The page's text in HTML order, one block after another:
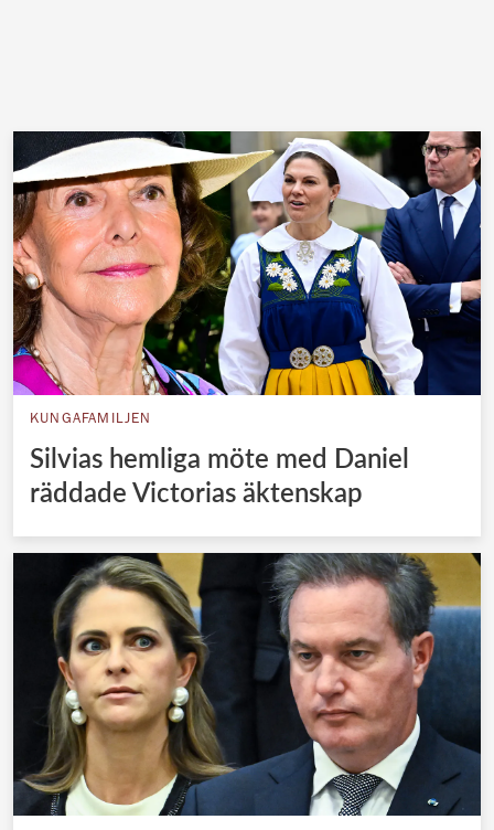
KUNGAFAMILJEN
Silvias hemliga möte med Daniel
räddade Victorias äktenskap